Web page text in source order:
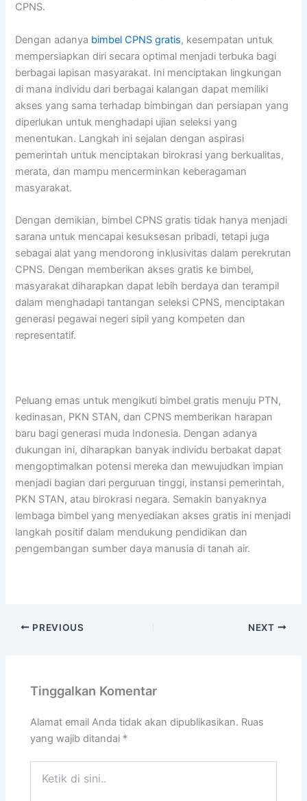
CPNS.
Dengan adanya bimbel CPNS gratis, kesempatan untuk
mempersiapkan diri secara optimal menjadi terbuka bagi
berbagai lapisan masyarakat. Ini menciptakan lingkungan
di mana individu dari berbagai kalangan dapat memiliki
akses yang sama terhadap bimbingan dan persiapan yang
diperlukan untuk menghadapi ujian seleksi yang
menentukan. Langkah ini sejalan dengan aspirasi
pemerintah untuk menciptakan birokrasi yang berkualitas,
merata, dan mampu mencerminkan keberagaman
masyarakat.
Dengan demikian, bimbel CPNS gratis tidak hanya menjadi
sarana untuk mencapai kesuksesan pribadi, tetapi juga
sebagai alat yang mendorong inklusivitas dalam perekrutan
CPNS. Dengan memberikan akses gratis ke bimbel,
masyarakat diharapkan dapat lebih berdaya dan terampil
dalam menghadapi tantangan seleksi CPNS, menciptakan
generasi pegawai negeri sipil yang kompeten dan
representatif.
Peluang emas untuk mengikuti bimbel gratis menuju PTN,
kedinasan, PKN STAN, dan CPNS memberikan harapan
baru bagi generasi muda Indonesia. Dengan adanya
dukungan ini, diharapkan banyak individu berbakat dapat
mengoptimalkan potensi mereka dan mewujudkan impian
menjadi bagian dari perguruan tinggi, instansi pemerintah,
PKN STAN, atau birokrasi negara. Semakin banyaknya
lembaga bimbel yang menyediakan akses gratis ini menjadi
langkah positif dalam mendukung pendidikan dan
pengembangan sumber daya manusia di tanah air.
PREVIOUS NEXT
Tinggalkan Komentar
Alamat email Anda tidak akan dipublikasikan. Ruas
yang wajib ditandai *